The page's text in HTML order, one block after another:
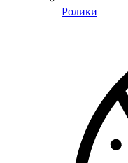
Ролики